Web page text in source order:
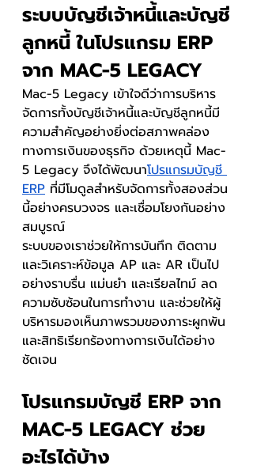
ระบบบัญชีเจ้าหนี้และบัญชี
ลูกหนี้ ในโปรแกรม ERP
จาก MAC-5 LEGACY
Mac-5 Legacy เข้าใจดีว่าการบริหาร
จัดการทั้งบัญชีเจ้าหนี้และบัญชีลูกหนี้มี
ความสำคัญอย่างยิ่งต่อสภาพคล่อง
ทางการเงินของธุรกิจ ด้วยเหตุนี้ Mac-
5 Legacy จึงได้พัฒนาโปรแกรมบัญชี
ERP ที่มีโมดูลสำหรับจัดการทั้งสองส่วน
นี้อย่างครบวงจร และเชื่อมโยงกันอย่าง
สมบูรณ์
ระบบของเราช่วยให้การบันทึก ติดตาม
และวิเคราะห์ข้อมูล AP และ AR เป็นไป
อย่างราบรื่น แม่นยำ และเรียลไทม์ ลด
ความซับซ้อนในการทำงาน และช่วยให้ผู้
บริหารมองเห็นภาพรวมของภาระผูกพัน
และสิทธิเรียกร้องทางการเงินได้อย่าง
ชัดเจน
โปรแกรมบัญชี ERP จาก
MAC-5 LEGACY ช่วย
อะไรได้บ้าง